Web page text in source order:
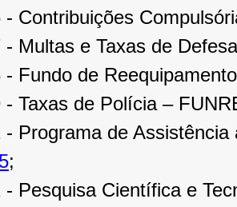
- Contribuições
- Multas e Taxas de
- Fundo de
- Taxas de Polícia –
- Programa de
;
- Pesquisa Científica e